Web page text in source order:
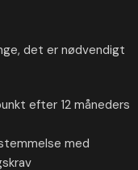
det er nødvendigt
efter 12 måneders
med